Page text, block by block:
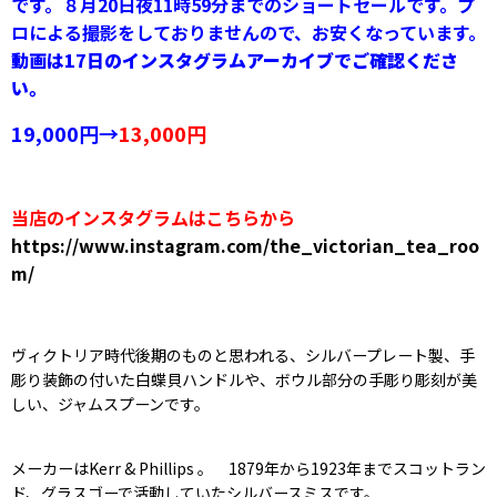
ロによる撮影をしておりませんので、お安くなっています。
動画は17日のインスタグラムアーカイブでご確認くださ
い。
19,000円→13,000円
当店のインスタグラムはこちらから
https://www.instagram.com/the_victorian_tea_roo
m/
ヴィクトリア時代後期のものと思われる、シルバープレート製、手
彫り装飾の付いた白蝶貝ハンドルや、ボウル部分の手彫り彫刻が美
しい、ジャムスプーンです。
メーカーはKerr & Phillips 。 1879年から1923年までスコットラン
ド、グラスゴーで活動していたシルバースミスです。